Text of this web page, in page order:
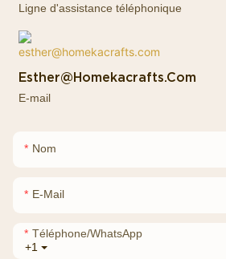
Ligne d'assistance téléphonique
Esther@homekacrafts.com
E-mail
Nom
E-Mail
+1
Téléphone/WhatsApp